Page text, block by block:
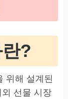
?
위해 설계된
선물 시장